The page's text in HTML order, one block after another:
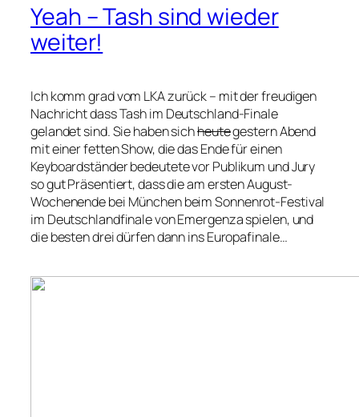
Yeah – Tash sind wieder
weiter!
Ich komm grad vom LKA zurück – mit der freudigen
Nachricht dass Tash im Deutschland-Finale
gelandet sind. Sie haben sichheutegestern Abend
mit einer fetten Show, die das Ende für einen
Keyboardständer bedeutete vor Publikum und Jury
so gut Präsentiert, dass die am ersten August-
Wochenende bei München beim Sonnenrot-Festival
im Deutschlandfinale von Emergenza spielen, und
die besten drei dürfen dann ins Europafinale…